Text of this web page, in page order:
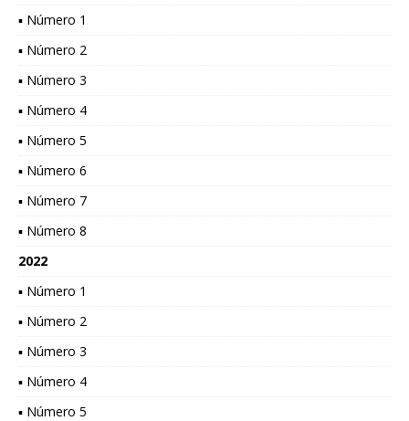
▪ Número 1
▪ Número 2
▪ Número 3
▪ Número 4
▪ Número 5
▪ Número 6
▪ Número 7
▪ Número 8
2022
▪ Número 1
▪ Número 2
▪ Número 3
▪ Número 4
▪ Número 5